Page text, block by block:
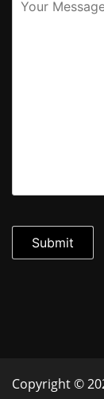
Copyright ©